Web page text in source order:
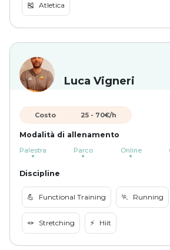
🎽 Atletica
Luca Vigneri
Costo 25 - 70€/h
Modalità di allenamento
Palestra Parco Online
Discipline
💪 Functional Training 🏃 Running
🪢 Stretching ⚡️ Hiit